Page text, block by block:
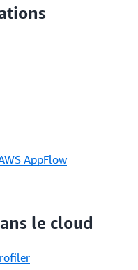
AppFlow
le cloud